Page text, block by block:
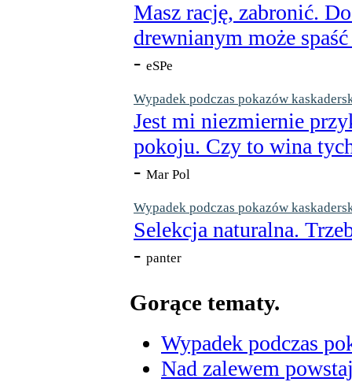
Masz rację, zabronić.
drewnianym może
- eSPe
Wypadek podczas pokazów
Jest mi niezmiernie
pokoju. Czy to wina
- Mar Pol
Wypadek podczas pokazów
Selekcja naturalna.
- panter
Gorące tematy.
Wypadek podczas
Nad zalewem